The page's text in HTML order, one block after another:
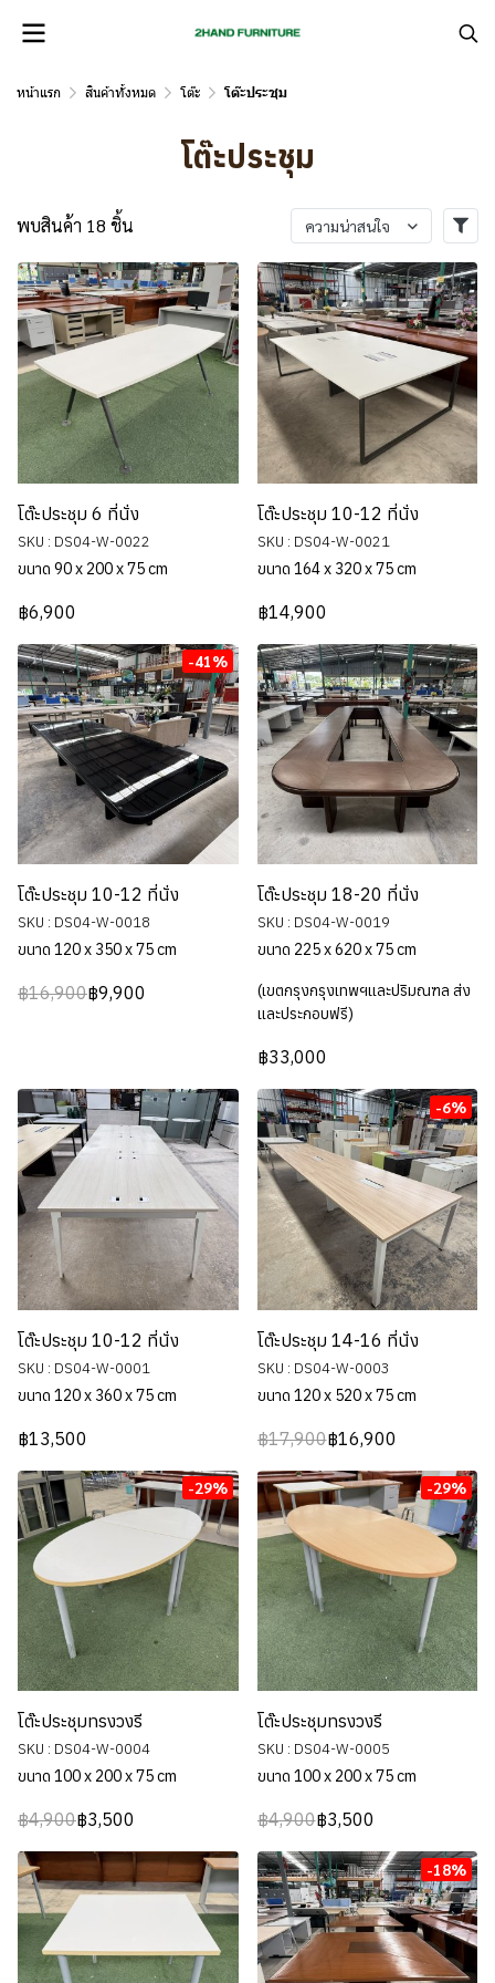
หน้าแรก สินค้าทั้งหมด โต๊ะ โต๊ะประชุม
โต๊ะประชุม
พบสินค้า 18 ชิ้น ความน่าสนใจ
โต๊ะประชุม 6 ที่นั่ง
SKU : DS04-W-0022
ขนาด 90 x 200 x 75 cm
฿6,900
โต๊ะประชุม 10-12 ที่นั่ง
SKU : DS04-W-0021
ขนาด 164 x 320 x 75 cm
฿14,900
-41%
โต๊ะประชุม 10-12 ที่นั่ง
SKU : DS04-W-0018
ขนาด 120 x 350 x 75 cm
฿16,900฿9,900
โต๊ะประชุม 18-20 ที่นั่ง
SKU : DS04-W-0019
ขนาด 225 x 620 x 75 cm
(เขตกรุงกรุงเทพฯและปริมณฑล ส่ง
และประกอบฟรี)
฿33,000
โต๊ะประชุม 10-12 ที่นั่ง
SKU : DS04-W-0001
ขนาด 120 x 360 x 75 cm
฿13,500
-6%
โต๊ะประชุม 14-16 ที่นั่ง
SKU : DS04-W-0003
ขนาด 120 x 520 x 75 cm
฿17,900฿16,900
-29%
โต๊ะประชุมทรงวงรี
SKU : DS04-W-0004
ขนาด 100 x 200 x 75 cm
฿4,900฿3,500
-29%
โต๊ะประชุมทรงวงรี
SKU : DS04-W-0005
ขนาด 100 x 200 x 75 cm
฿4,900฿3,500
-18%